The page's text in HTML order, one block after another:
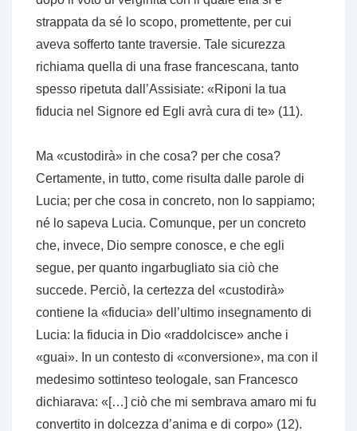
strappata da sé lo scopo, promettente, per cui
aveva sofferto tante traversie. Tale sicurezza
richiama quella di una frase francescana, tanto
spesso ripetuta dall’Assisiate: «Riponi la tua
fiducia nel Signore ed Egli avrà cura di te» (11).
Ma «custodirà» in che cosa? per che cosa?
Certamente, in tutto, come risulta dalle parole di
Lucia; per che cosa in concreto, non lo sappiamo;
né lo sapeva Lucia. Comunque, per un concreto
che, invece, Dio sempre conosce, e che egli
segue, per quanto ingarbugliato sia ciò che
succede. Perciò, la certezza del «custodirà»
contiene la «fiducia» dell’ultimo insegnamento di
Lucia: la fiducia in Dio «raddolcisce» anche i
«guai». In un contesto di «conversione», ma con il
medesimo sottinteso teologale, san Francesco
dichiarava: «[…] ciò che mi sembrava amaro mi fu
convertito in dolcezza d’anima e di corpo» (12).